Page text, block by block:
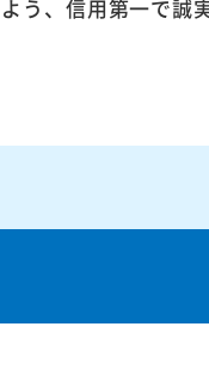
う、信用第一で誠